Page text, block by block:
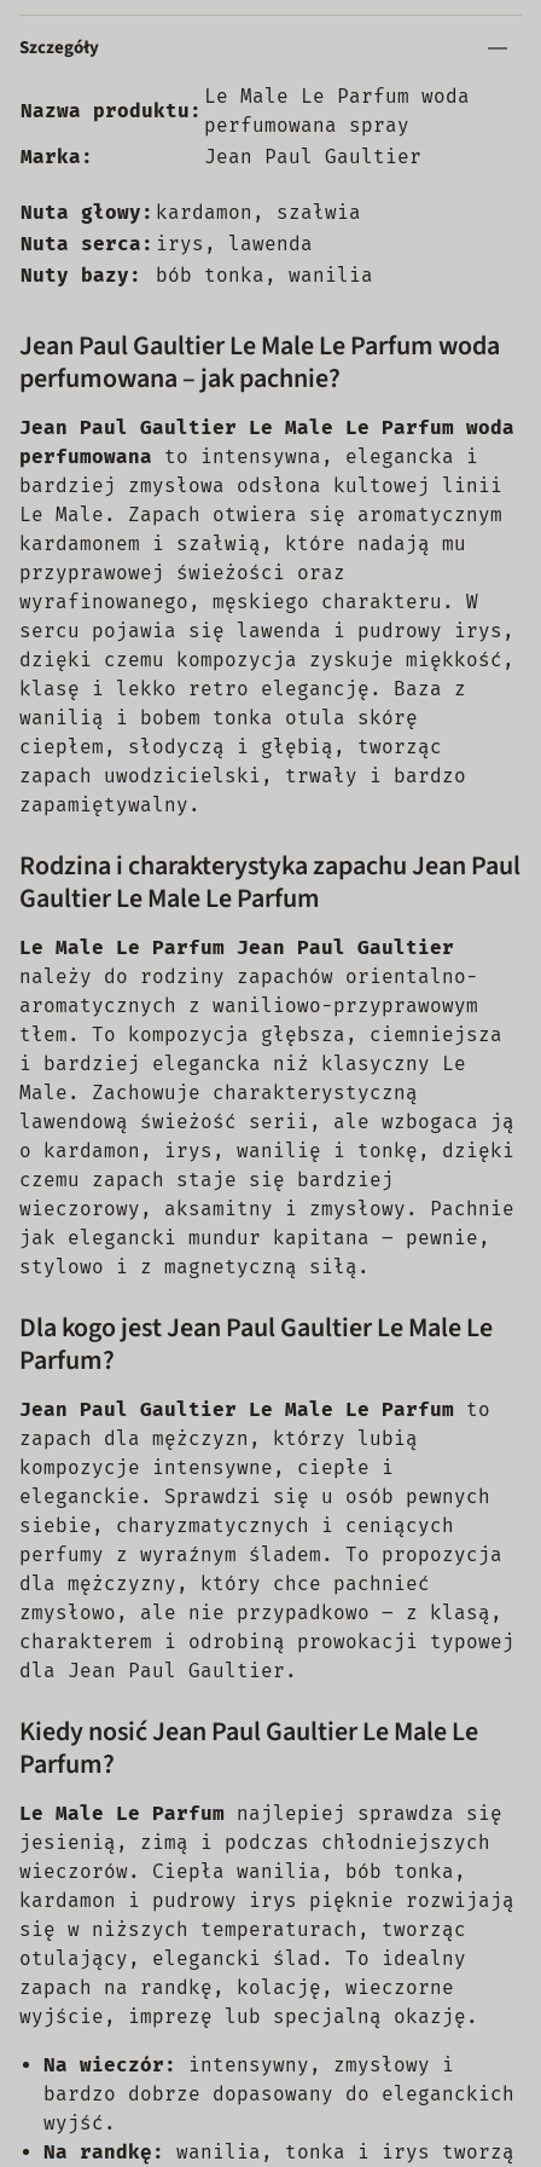
Szczegóły
Nazwa produktu:
Le Male Le Parfum woda
perfumowana spray
Marka:
Jean Paul Gaultier
Nuta głowy: kardamon, szałwia
Nuta serca: irys, lawenda
Nuty bazy:
bób tonka, wanilia
Jean Paul Gaultier Le Male Le Parfum woda
perfumowana – jak pachnie?
Jean Paul Gaultier Le Male Le Parfum woda
perfumowana to intensywna, elegancka i
bardziej zmysłowa odsłona kultowej linii
Le Male. Zapach otwiera się aromatycznym
kardamonem i szałwią, które nadają mu
przyprawowej świeżości oraz
wyrafinowanego, męskiego charakteru. W
sercu pojawia się lawenda i pudrowy irys,
dzięki czemu kompozycja zyskuje miękkość,
klasę i lekko retro elegancję. Baza z
wanilią i bobem tonka otula skórę
ciepłem, słodyczą i głębią, tworząc
zapach uwodzicielski, trwały i bardzo
zapamiętywalny.
Rodzina i charakterystyka zapachu Jean Paul
Gaultier Le Male Le Parfum
Le Male Le Parfum Jean Paul Gaultier
należy do rodziny zapachów orientalno-
aromatycznych z waniliowo-przyprawowym
tłem. To kompozycja głębsza, ciemniejsza
i bardziej elegancka niż klasyczny Le
Male. Zachowuje charakterystyczną
lawendową świeżość serii, ale wzbogaca ją
o kardamon, irys, wanilię i tonkę, dzięki
czemu zapach staje się bardziej
wieczorowy, aksamitny i zmysłowy. Pachnie
jak elegancki mundur kapitana – pewnie,
stylowo i z magnetyczną siłą.
Dla kogo jest Jean Paul Gaultier Le Male Le
Parfum?
Jean Paul Gaultier Le Male Le Parfum to
zapach dla mężczyzn, którzy lubią
kompozycje intensywne, ciepłe i
eleganckie. Sprawdzi się u osób pewnych
siebie, charyzmatycznych i ceniących
perfumy z wyraźnym śladem. To propozycja
dla mężczyzny, który chce pachnieć
zmysłowo, ale nie przypadkowo – z klasą,
charakterem i odrobiną prowokacji typowej
dla Jean Paul Gaultier.
Kiedy nosić Jean Paul Gaultier Le Male Le
Parfum?
Le Male Le Parfum najlepiej sprawdza się
jesienią, zimą i podczas chłodniejszych
wieczorów. Ciepła wanilia, bób tonka,
kardamon i pudrowy irys pięknie rozwijają
się w niższych temperaturach, tworząc
otulający, elegancki ślad. To idealny
zapach na randkę, kolację, wieczorne
wyjście, imprezę lub specjalną okazję.
Na wieczór:
intensywny, zmysłowy i
bardzo dobrze dopasowany do eleganckich
wyjść.
Na randkę:
wanilia, tonka i irys tworzą